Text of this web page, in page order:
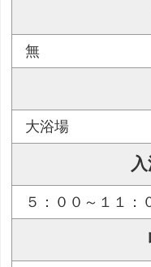
無
大浴場
５：００～１１：